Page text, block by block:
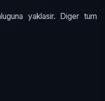
yaklasir. Diger tum